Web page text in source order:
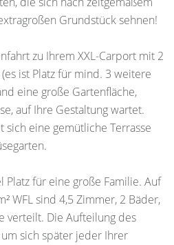
Grundstück sehnen!
zu Ihrem XXL-Carport mit 2
ist Platz für mind. 3 weitere
eine große Gartenfläche,
auf Ihre Gestaltung wartet.
eine gemütliche Terrasse
Platz für eine große Familie. Auf
WFL sind 4,5 Zimmer, 2 Bäder,
verteilt. Die Aufteilung des
sich später jeder Ihrer